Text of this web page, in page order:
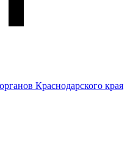
Краснодарского края